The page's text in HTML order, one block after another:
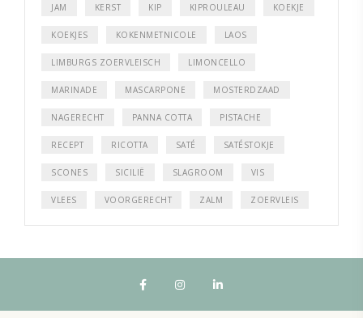
JAM KERST KIP KIPROULEAU KOEKJE
KOEKJES KOKENMETNICOLE LAOS
LIMBURGS ZOERVLEISCH LIMONCELLO
MARINADE MASCARPONE MOSTERDZAAD
NAGERECHT PANNA COTTA PISTACHE
RECEPT RICOTTA SATÉ SATÉSTOKJE
SCONES SICILIË SLAGROOM VIS
VLEES VOORGERECHT ZALM ZOERVLEIS